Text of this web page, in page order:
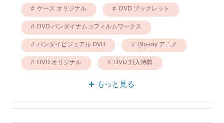
ケース オリジナル DVD ブックレット
DVD バンダイナムコフィルムワークス
バンダイビジュアル DVD Blu-ray アニメ
DVD オリジナル DVD 封入特典
もっと見る